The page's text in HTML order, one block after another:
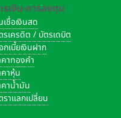
รเงิน-การลงทุน
เชื่อเงินสด
รเครดิต / บัตรเดบิต
กเบี้ยเงินฝาก
คาทองคำ
คาหุ้น
คาน้ำมัน
ราแลกเปลี่ยน